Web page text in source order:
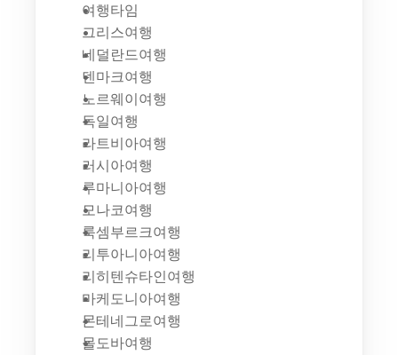
여행타임
그리스여행
네덜란드여행
덴마크여행
노르웨이여행
독일여행
라트비아여행
러시아여행
루마니아여행
모나코여행
룩셈부르크여행
리투아니아여행
리히텐슈타인여행
마케도니아여행
몬테네그로여행
몰도바여행